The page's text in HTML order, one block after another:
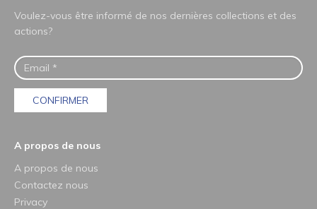
Voulez-vous être informé de nos dernières collections et des
actions?
CONFIRMER
A propos de nous
A propos de nous
Contactez nous
Privacy